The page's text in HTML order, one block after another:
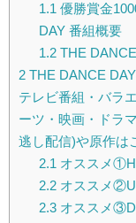
1.1 優勝賞金
DAY 番組概要
1.2THE
2 THE DANCE
テレビ番組・バラ
ーツ・映画・ドラ
逃し配信)や原作は
2.1 オススメ
2.2オススメ
2.3オススメ